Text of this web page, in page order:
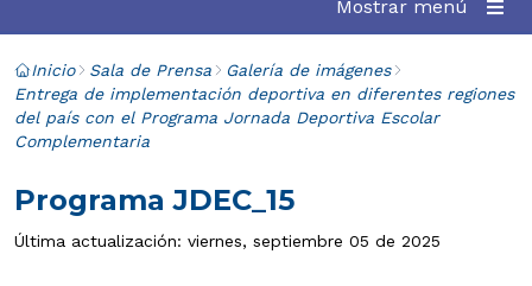
Mostrar menú
Inicio Sala de Prensa
Galería de imágenes
Entrega de implementación deportiva en diferentes regiones
del país con el Programa Jornada Deportiva Escolar
Complementaria
Programa JDEC_15
Última actualización: viernes, septiembre 05 de 2025